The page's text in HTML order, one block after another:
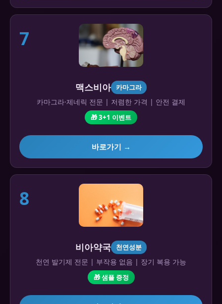
7
맥스비아 카마그라
카마그라·제네릭 전문 | 저렴한 가격 | 안전 결제
🎁 3+1 이벤트
바로가기 →
8
비아약국 천연성분
천연 발기제 전문 | 부작용 없음 | 장기 복용 가능
🎁 샘플 증정